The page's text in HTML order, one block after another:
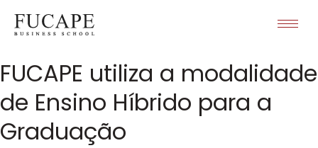
FUCAPE utiliza a modalidade
de Ensino Híbrido para a
Graduação